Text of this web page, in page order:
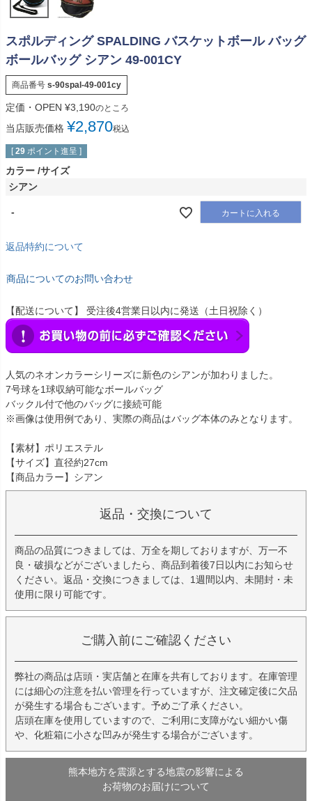
スポルディング SPALDING バスケットボール バッグ
ボールバッグ シアン 49-001CY
商品番号 s-90spal-49-001cy
定価・OPEN ¥3,190のところ
当店販売価格 ¥2,870税込
[ 29 ポイント進呈 ]
カラー サイズ
シアン
- カートに入れる
返品特約について
商品についてのお問い合わせ
【配送について】 受注後4営業日以内に発送（土日祝除く）
人気のネオンカラーシリーズに新色のシアンが加わりました。
7号球を1球収納可能なボールバッグ
バックル付で他のバッグに接続可能
※画像は使用例であり、実際の商品はバッグ本体のみとなります。
【素材】ポリエステル
【サイズ】直径約27cm
【商品カラー】シアン
返品・交換について
商品の品質につきましては、万全を期しておりますが、万一不
良・破損などがございましたら、商品到着後7日以内にお知らせ
ください。返品・交換につきましては、1週間以内、未開封・未
使用に限り可能です。
ご購入前にご確認ください
弊社の商品は店頭・実店舗と在庫を共有しております。在庫管理
には細心の注意を払い管理を行っていますが、注文確定後に欠品
が発生する場合もございます。予めご了承ください。
店頭在庫を使用していますので、ご利用に支障がない細かい傷
や、化粧箱に小さな凹みが発生する場合がございます。
熊本地方を震源とする地震の影響による
お荷物のお届けについて